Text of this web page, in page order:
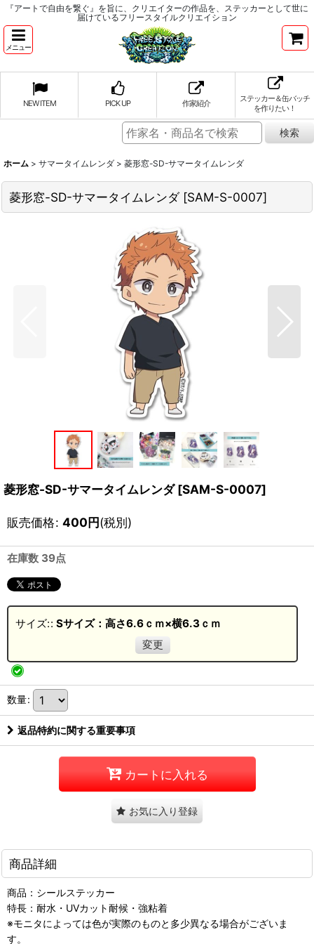
『アートで自由を繋ぐ』を旨に、クリエイターの作品を、ステッカーとして世に
届けているフリースタイルクリエイション
メニュー
NEW ITEM PICK UP 作家紹介
ステッカー＆缶バッチ
を作りたい！
ホーム > サマータイムレンダ > 菱形窓-SD-サマータイムレンダ
菱形窓-SD-サマータイムレンダ [SAM-S-0007]
菱形窓-SD-サマータイムレンダ [SAM-S-0007]
販売価格: 400円(税別)
在庫数 39点
サイズ:: Sサイズ：高さ6.6ｃｍ×横6.3ｃｍ
変更
数量:
返品特約に関する重要事項
カートに入れる
お気に入り登録
商品詳細
商品：シールステッカー
特長：耐水・UVカット耐候・強粘着
※モニタによっては色が実際のものと多少異なる場合がございま
す。